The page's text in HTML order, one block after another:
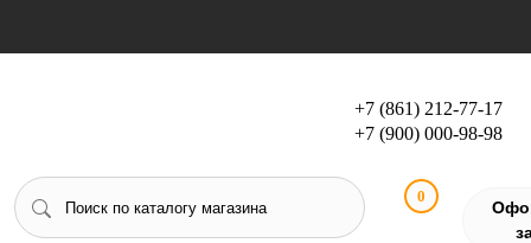
Вход Регистрация
+7 (861) 212-77-17
+7 (900) 000-98-98
0